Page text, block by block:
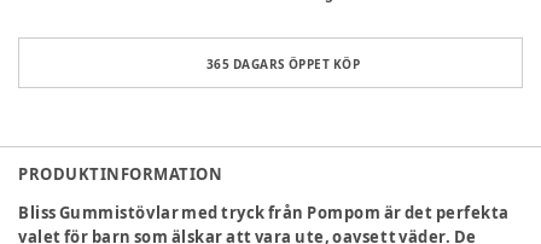
365 DAGARS ÖPPET KÖP
PRODUKTINFORMATION
Bliss Gummistövlar med tryck från Pompom är det perfekta
valet för barn som älskar att vara ute, oavsett väder. De